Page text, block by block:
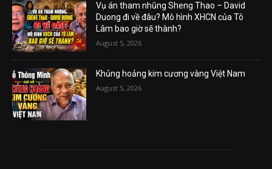
Vụ án tham nhũng Sheng Thao – David
Duong đi về đâu? Mô hình XHCN của Tô
Lâm bao giờ sẽ thành?
August 5, 2026
Khủng hoảng kim cương vàng Việt Nam
August 5, 2026